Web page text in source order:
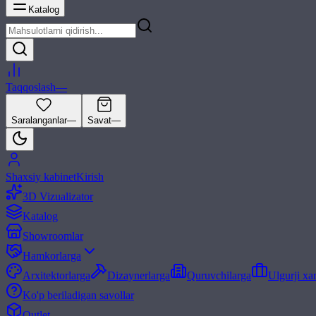
Katalog
Taqqoslash—
Saralanganlar— Savat—
Shaxsiy kabinetKirish
3D Vizualizator
Katalog
Showroomlar
Hamkorlarga
Arxitektorlarga
Dizaynerlarga Quruvchilarga
Ulgurji
Ko'p beriladigan savollar